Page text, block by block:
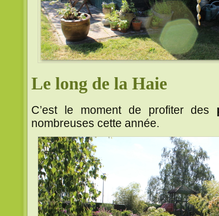
Le long de la Haie
C’est le moment de profiter des
nombreuses cette année.